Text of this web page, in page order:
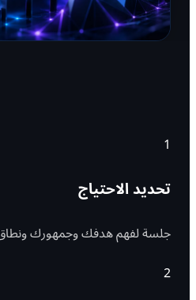
1
تحديد الاحتياج
جلسة لفهم هدفك وجمهورك
2